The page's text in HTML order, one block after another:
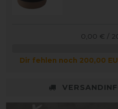
0,00 € /
Dir fehlen noch 200,00